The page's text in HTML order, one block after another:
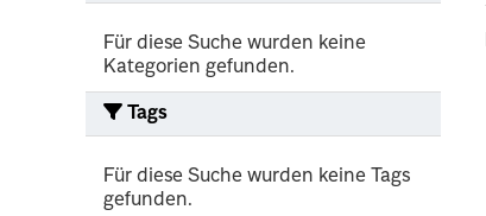
Für diese Suche wurden keine
Kategorien gefunden.
Tags
Für diese Suche wurden keine Tags
gefunden.